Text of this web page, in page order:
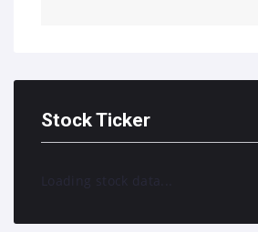
Stock Ticker
Loading stock data...